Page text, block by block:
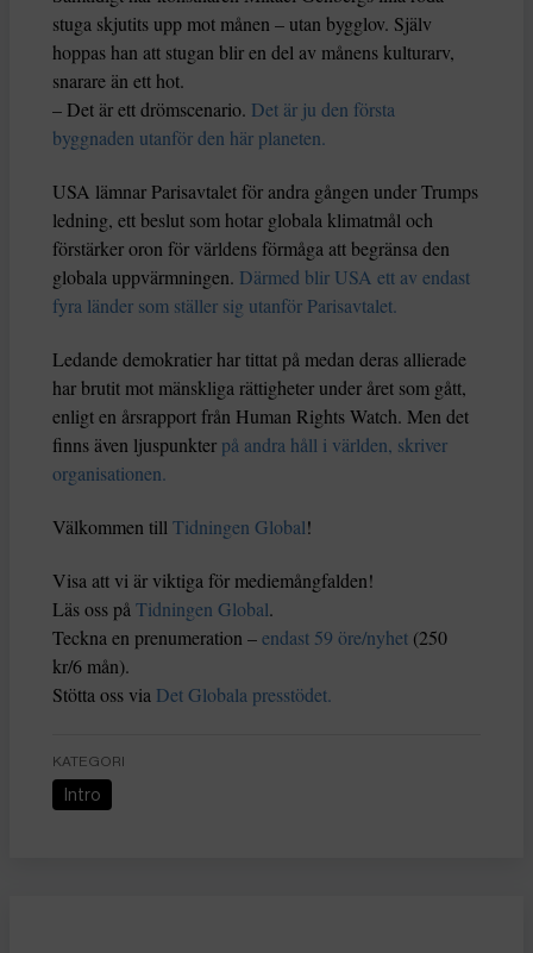
stuga skjutits upp mot månen – utan bygglov. Själv
hoppas han att stugan blir en del av månens kulturarv,
snarare än ett hot.
– Det är ett drömscenario. Det är ju den första
byggnaden utanför den här planeten.
USA lämnar Parisavtalet för andra gången under Trumps
ledning, ett beslut som hotar globala klimatmål och
förstärker oron för världens förmåga att begränsa den
globala uppvärmningen. Därmed blir USA ett av endast
fyra länder som ställer sig utanför Parisavtalet.
Ledande demokratier har tittat på medan deras allierade
har brutit mot mänskliga rättigheter under året som gått,
enligt en årsrapport från Human Rights Watch. Men det
finns även ljuspunkter på andra håll i världen, skriver
organisationen.
Välkommen tillTidningen Global!
Visa att vi är viktiga för mediemångfalden!
Läs oss påTidningen Global.
Teckna en prenumeration –endast 59 öre/nyhet (250
kr/6 mån).
Stötta oss via Det Globala presstödet.
KATEGORI
Intro